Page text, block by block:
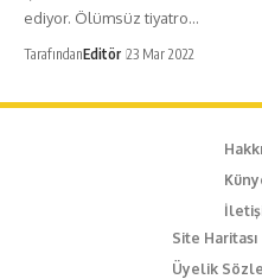
ediyor. Ölümsüz tiyatro…
TarafındanEditör 23 Mar 2022
Site Haritası
Üyelik